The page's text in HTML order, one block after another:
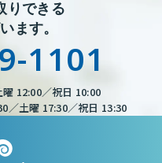
りできる
ます。
1101
12:00／祝日 10:00
土曜 17:30／祝日 13:30